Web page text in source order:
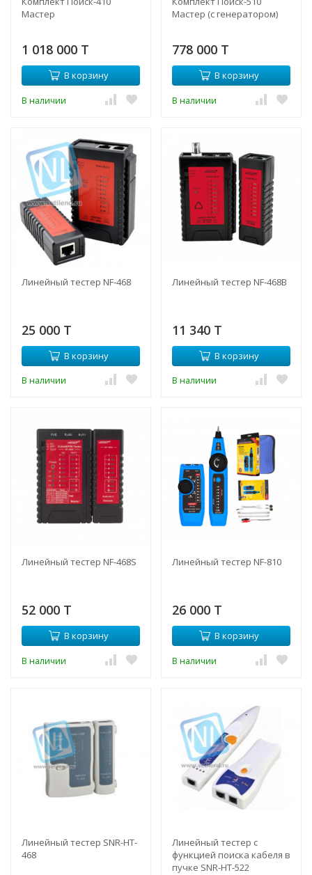
Мастер
1 018 000 T
В корзину
В наличии
Мастер (с генератором)
778 000 T
В корзину
В наличии
Линейный тестер NF-468
25 000 T
В корзину
В наличии
Линейный тестер NF-468B
11 340 T
В корзину
В наличии
Линейный тестер NF-468S
52 000 T
В корзину
В наличии
Линейный тестер NF-810
26 000 T
В корзину
В наличии
Линейный тестер SNR-HT-
468
Линейный тестер с
функцией поиска кабеля в
пучке SNR-HT-522